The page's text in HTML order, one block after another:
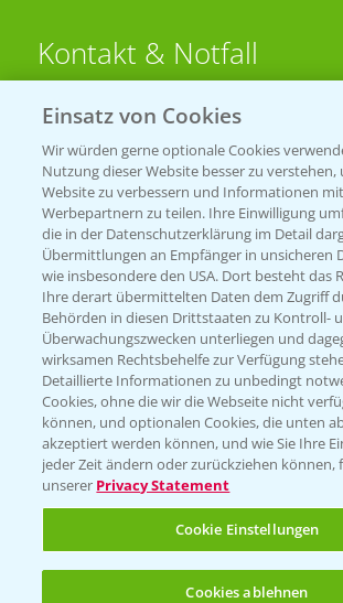
Kontakt & Notfall
Beratung auf WhatsApp
T.+49 (0)174 346 564 1
KONTAKT
Hilfe in Notfällen
T.+49 (0)214/30-20220
Folgen Sie uns
Einsatz von Cookies
Wir würden gerne optionale Cookies
Nutzung dieser Website besser zu verstehen,
Website zu verbessern und Informationen
Werbepartnern zu teilen. Ihre Einwilligung
die in der Datenschutzerklärung im Detail
Übermittlungen an Empfänger in unsicheren
wie insbesondere den USA. Dort besteht das
Ihre derart übermittelten Daten dem Zugriff
Behörden in diesen Drittstaaten zu Kontroll-
Überwachungszwecken unterliegen und
wirksamen Rechtsbehelfe zur Verfügung
Detaillierte Informationen zu unbedingt
Cookies, ohne die wir die Webseite nicht
können, und optionalen Cookies, die unten
akzeptiert werden können, und wie Sie Ihre
jeder Zeit ändern oder zurückziehen können,
unserer Privacy Statement
Cookie Einstellungen
Cookies ablehnen